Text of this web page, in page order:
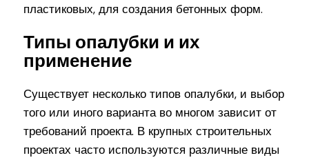
пластиковых, для создания бетонных форм.
Типы опалубки и их
применение
Существует несколько типов опалубки, и выбор
того или иного варианта во многом зависит от
требований проекта. В крупных строительных
проектах часто используются различные виды